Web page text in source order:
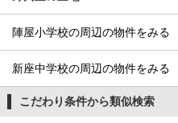
陣屋小学校の周辺の物件をみる
新座中学校の周辺の物件をみる
こだわり条件から類似検索